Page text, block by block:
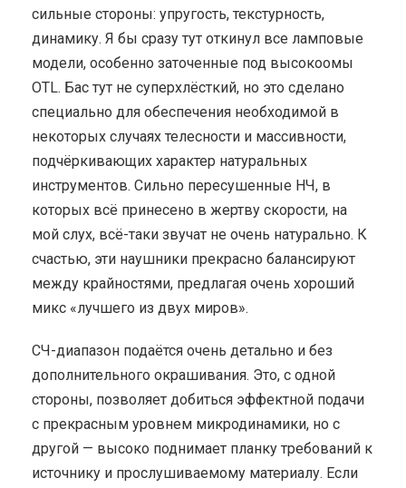
сильные стороны: упругость, текстурность,
динамику. Я бы сразу тут откинул все ламповые
модели, особенно заточенные под высокоомы
OTL. Бас тут не суперхлёсткий, но это сделано
специально для обеспечения необходимой в
некоторых случаях телесности и массивности,
подчёркивающих характер натуральных
инструментов. Сильно пересушенные НЧ, в
которых всё принесено в жертву скорости, на
мой слух, всё-таки звучат не очень натурально. К
счастью, эти наушники прекрасно балансируют
между крайностями, предлагая очень хороший
микс «лучшего из двух миров».
СЧ-диапазон подаётся очень детально и без
дополнительного окрашивания. Это, с одной
стороны, позволяет добиться эффектной подачи
с прекрасным уровнем микродинамики, но с
другой — высоко поднимает планку требований к
источнику и прослушиваемому материалу. Если